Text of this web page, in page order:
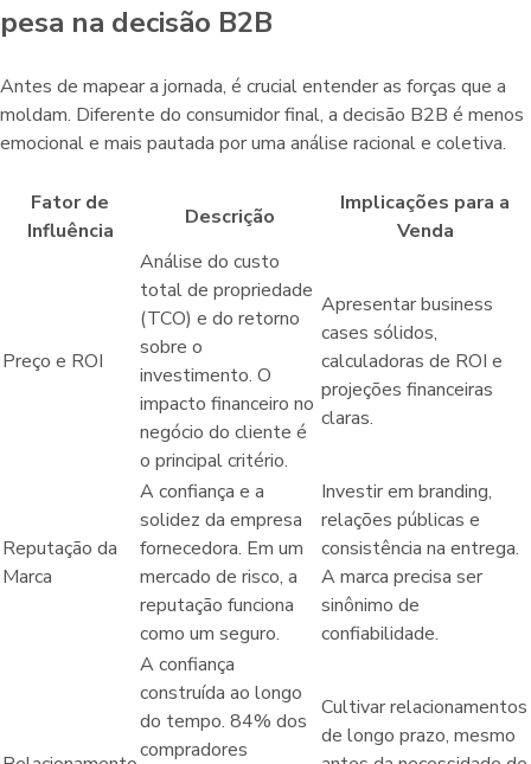
pesa na decisão B2B
Antes de mapear a jornada, é crucial entender as forças que a
moldam. Diferente do consumidor final, a decisão B2B é menos
emocional e mais pautada por uma análise racional e coletiva.
Fator de
Influência
Descrição
Implicações para a
Venda
Preço e ROI
Análise do custo
total de propriedade
(TCO) e do retorno
sobre o
investimento. O
impacto financeiro no
negócio do cliente é
o principal critério.
Apresentar business
cases sólidos,
calculadoras de ROI e
projeções financeiras
claras.
Reputação da
Marca
A confiança e a
solidez da empresa
fornecedora. Em um
mercado de risco, a
reputação funciona
como um seguro.
Investir em branding,
relações públicas e
consistência na entrega.
A marca precisa ser
sinônimo de
confiabilidade.
A confiança
construída ao longo
do tempo. 84% dos
compradores
Cultivar relacionamentos
de longo prazo, mesmo